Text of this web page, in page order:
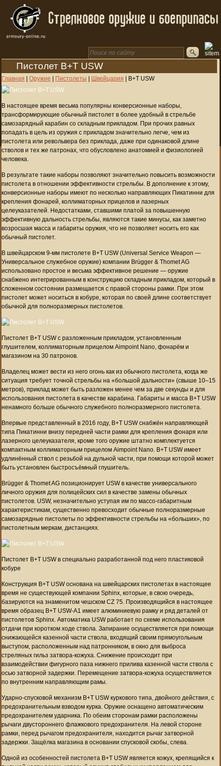
Пистолет B+T USW
Главная | Оружие | Пистолеты | Швейцария | B+T USW
В настоящее время весьма популярны конверсионные наборы,
трансформирующие обычный пистолет в более удобный в стрельбе
самозарядный карабин со складным прикладом. При прочих равных
попадать в цель из оружия с прикладом значительно легче, чем из
пистолета или револьвера без приклада, даже при одинаковой длине
стволов и тех же патронах, что обусловлено анатомией и физиологией
человека.
В результате такие наборы позволяют значительно повысить возможности
пистолета в отношении эффективности стрельбы. В дополнение к этому,
конверсионные наборы имеют по несколько направляющих Пикатинни для
крепления фонарей, коллиматорных прицелов и лазерных
целеуказателей. Недостатками, ставшими платой за повышенную
эффективную дальность стрельбы, являются такие минусы, как заметно
возросшая масса и габариты оружия, что не позволяет носить его как
обычный пистолет.
В швейцарском 9-мм пистолете B+T USW (Universal Service Weapon —
Универсальное служебное оружие) компании Brügger & Thomet AG
использовано простое и весьма эффективное решение — оружие
снабжено интегрированным в конструкцию складным прикладом, который в
сложенном состоянии размещается с правой стороны рамки. При этом
пистолет может носиться в кобуре, которая по своей длине соответствует
обычной для полноразмерных пистолетов.
Пистолет B+T USW с разложенным прикладом, установленным
глушителем, коллиматорным прицелом Aimpoint Nano, фонарём и
магазином на 30 патронов.
Владелец может вести из него огонь как из обычного пистолета, когда же
ситуация требует точной стрельбы на «большой дальности» (свыше 10–15
метров), приклад может быть разложен менее чем за две секунды и для
использования пистолета в качестве карабина. Габариты и масса B+T USW
ненамного больше обычного служебного полноразмерного пистолета.
Впервые представленный в 2016 году, B+T USW снабжён направляющей
типа Пикатинни внизу передней части рамки для крепления фонаря или
лазерного целеуказателя, кроме того оружие штатно комплектуется
компактным коллиматорным прицелом Aimpoint Nano. B+T USW имеет
удлинённый ствол с резьбой на дульной части, при помощи которой может
быть установлен быстросъёмный глушитель.
Brügger & Thomet AG позиционирует USW в качестве универсального
личного оружия для полицейских сил в качестве замены обычных
пистолетов. USW, незначительно уступая им по массо-габаритным
характеристикам, существенно превосходит обычные полноразмерные
самозарядные пистолеты по эффективности стрельбы на «больших», по
пистолетным меркам, дистанциях.
Пистолет B+T USW в специально разработанной под него пластиковой
кобуре
Конструкция B+T USW основана на швейцарских пистолетах в настоящее
время не существующей компании Sphinx, которые, в свою очередь,
базируются на знаменитом чешском CZ 75. Производящийся в настоящее
время образец B+T USW-А1 имеет алюминиевую рамку и ряд деталей от
пистолетов Sphinx. Автоматика USW работает по схеме использования
отдачи при коротком ходе ствола. Запирание осуществляется при помощи
снижающейся казенной части ствола, входящий своим прямоугольным
выступом, расположенным над патронником, в окно для выброса
стреляных гильз затвора-кожуха. Снижение происходит при
взаимодействии фигурного паза нижнего прилива казенной части ствола с
осью затворной задержки. Перемещение затвора-кожуха осуществляется
по внутренним направляющим рамы.
Ударно-спусковой механизм B+T USW куркового типа, двойного действия, с
предохранительным взводом курка. Оружие оснащено автоматическим
предохранителем ударника. По обеим сторонам рамки расположены
рычаги двустороннего флажкового предохранителя. На левой стороне
рамки, перед рычагом предохранителя, находится рычаг затворной
задержки. Защёлка магазина в основании спусковой скобы, слева.
Одной из особенностей пистолета B+T USW является кожух, крепящийся к